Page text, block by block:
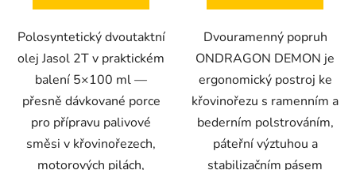
Polosyntetický dvoutaktní
olej Jasol 2T v praktickém
balení 5×100 ml —
přesně dávkované porce
pro přípravu palivové
směsi v křovinořezech,
motorových pilách,
Dvouramenný popruh
ONDRAGON DEMON je
ergonomický postroj ke
křovinořezu s ramenním a
bederním polstrováním,
páteřní výztuhou a
stabilizačním pásem